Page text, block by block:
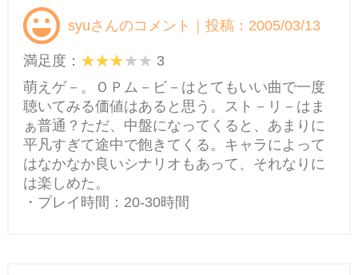
syuさんのコメント｜投稿：2005/03/13
満足度：
3
萌えゲ－。ＯＰム－ビ－はとてもいい曲で一度
聴いてみる価値はあると思う。スト－リ－はま
ぁ普通？ただ、中盤になってくると、あまりに
平凡すぎて途中で飽きてくる。キャラによって
はなかなか良いシナリオもあって、それなりに
は楽しめた。
・プレイ時間：20-30時間